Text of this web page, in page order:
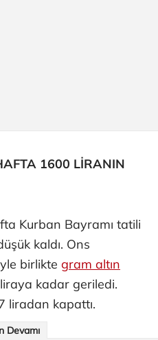
1600 LİRANIN
Kurban Bayramı tatili
kaldı. Ons
birlikte gram altın
kadar geriledi.
liradan kapattı.
Devamı